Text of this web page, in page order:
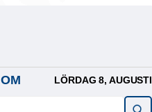
OM LÖRDAG 8, AUGUSTI